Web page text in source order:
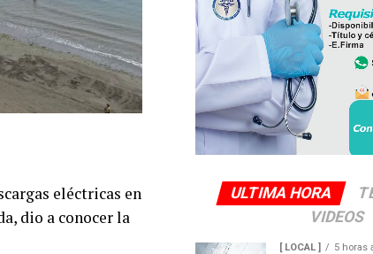
eléctricas en
dio a conocer la
ULTIMA HORA
VIDEOS
[ LOCAL ] 5 horas